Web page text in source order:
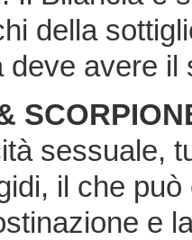
della
deve avere il
sessuale,
il che
e